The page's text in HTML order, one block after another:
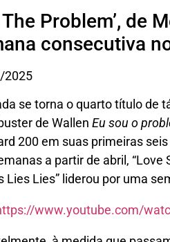
The Problem’, de
consecutiva
2025
se torna o quarto título de
de Wallen Eu sou o
200 em suas primeiras
a partir de abril,
Lies Lies” liderou por uma
www.youtube.com/